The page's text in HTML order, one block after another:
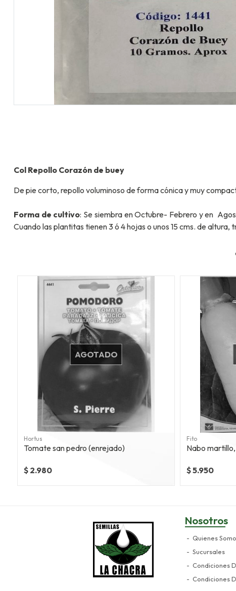
Col Repollo Corazón de buey
De pie corto, repollo voluminoso de forma cónica y muy
Forma de cultivo: Se siembra en Octubre- Febrero y en
Cuando las plantitas tienen 3 ó 4 hojas o unos 15 cms. de
AGOTADO
Hortus
Tomate san pedro (enrejado)
$ 2.980
Fito
Nabo
$ 5.950
Nosotros
Quienes
Sucursales
Condiciones
Condiciones